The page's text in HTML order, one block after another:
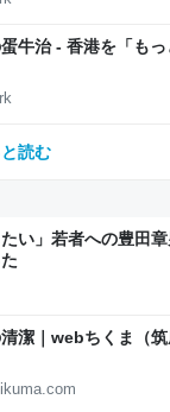
牛治 - 香港を「も
読む
い」若者への豊田
潔｜webちくま（筑